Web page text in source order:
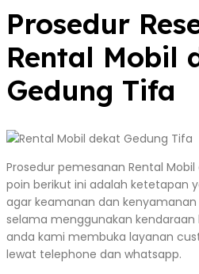
Prosedur
Rental Mobil
Gedung Tifa
Prosedur pemesanan Rental
poin berikut ini adalah ketetapan
agar keamanan dan
selama menggunakan
anda kami membuka layanan
lewat telephone dan whatsapp.